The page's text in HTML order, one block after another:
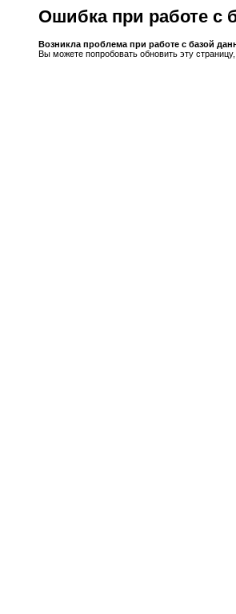
Ошибка при работе с
Возникла проблема при работе с базой
Вы можете попробовать обновить эту